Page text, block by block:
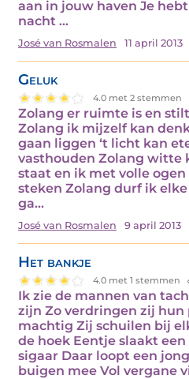
aan in jouw haven Je
nacht ...
José van Rosmalen 11 april 2013
Geluk
4.0 met 2 stemmen
Zolang er ruimte is en
Zolang ik mijzelf kan
gaan liggen ‘t licht kan
vasthouden Zolang witte
staat en ik met volle
steken Zolang durf ik
ga...
José van Rosmalen 9 april 2013
Het bankje
4.0 met 1 stemmen
Ik zie de mannen van
zijn Zo verdringen zij hun
machtig Zij schuilen bij
de hoek Eentje slaakt
sigaar Daar loopt een
buigen mee Vol vergane